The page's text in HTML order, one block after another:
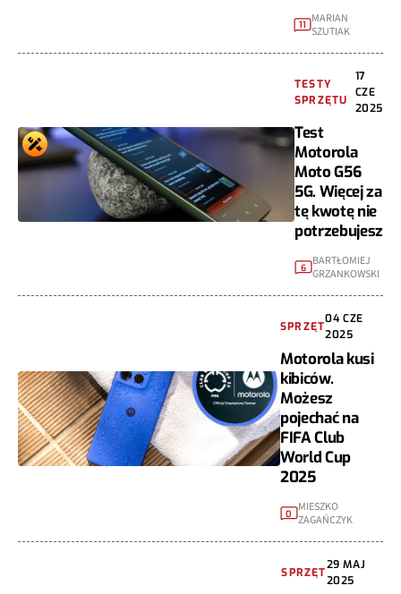
11
MARIAN
SZUTIAK
TESTY
SPRZĘTU
17
CZE
2025
Test
Motorola
Moto G56
5G. Więcej za
tę kwotę nie
potrzebujesz
6
BARTŁOMIEJ
GRZANKOWSKI
SPRZĘT
04 CZE
2025
Motorola kusi
kibiców.
Możesz
pojechać na
FIFA Club
World Cup
2025
0
MIESZKO
ZAGAŃCZYK
SPRZĘT
29 MAJ
2025